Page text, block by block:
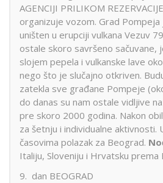
AGENCIJI PRILIKOM
organizuje vozom. Grad
uništen u erupciji vulkana Vezuv
ostale skoro savršeno sačuvane,
slojem pepela i vulkanske lave
nego što je slučajno otkriven.
zatekla sve građane Pompeje
do danas su nam ostale vidljive
pre skoro 2000 godina. Nakon
za šetnju i individualne aktivnosti.
časovima polazak za Beograd.
Italiju, Sloveniju i Hrvatsku prema
9. dan BEOGRAD